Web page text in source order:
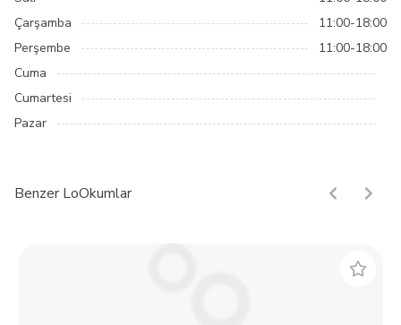
Çarşamba
11:00-18:00
Perşembe
11:00-18:00
Cuma
Cumartesi
Pazar
Benzer LoOkumlar